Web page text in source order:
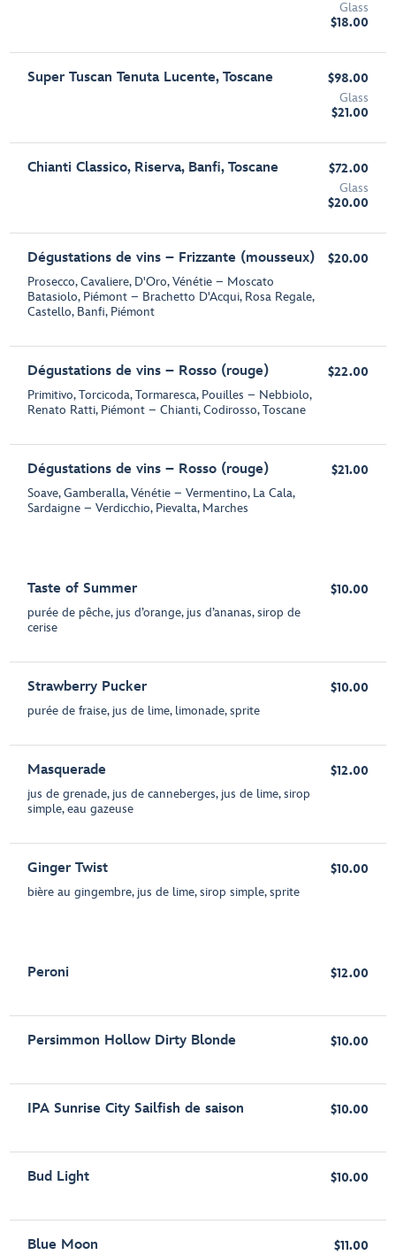
Glass
$18.00
Super Tuscan Tenuta Lucente, Toscane
$98.00
Glass
$21.00
Chianti Classico, Riserva, Banfi, Toscane
$72.00
Glass
$20.00
Dégustations de vins – Frizzante (mousseux)
Prosecco, Cavaliere, D'Oro, Vénétie – Moscato
Batasiolo, Piémont – Brachetto D'Acqui, Rosa Regale,
Castello, Banfi, Piémont
$20.00
Dégustations de vins – Rosso (rouge)
Primitivo, Torcicoda, Tormaresca, Pouilles – Nebbiolo,
Renato Ratti, Piémont – Chianti, Codirosso, Toscane
$22.00
Dégustations de vins – Rosso (rouge)
Soave, Gamberalla, Vénétie – Vermentino, La Cala,
Sardaigne – Verdicchio, Pievalta, Marches
$21.00
Taste of Summer
purée de pêche, jus d’orange, jus d’ananas, sirop de
cerise
$10.00
Strawberry Pucker
purée de fraise, jus de lime, limonade, sprite
$10.00
Masquerade
jus de grenade, jus de canneberges, jus de lime, sirop
simple, eau gazeuse
$12.00
Ginger Twist
bière au gingembre, jus de lime, sirop simple, sprite
$10.00
Peroni $12.00
Persimmon Hollow Dirty Blonde $10.00
IPA Sunrise City Sailfish de saison $10.00
Bud Light $10.00
Blue Moon $11.00